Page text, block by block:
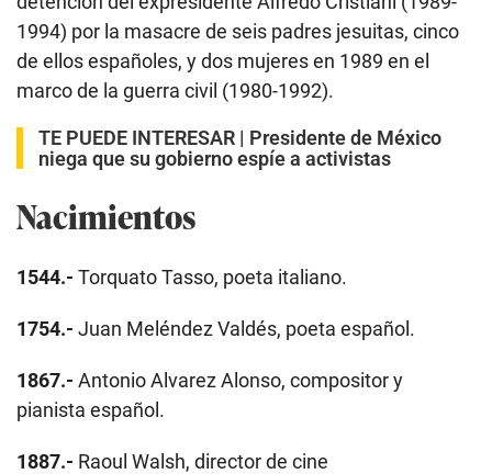
1994) por la masacre de seis padres jesuitas, cinco
de ellos españoles, y dos mujeres en 1989 en el
marco de la guerra civil (1980-1992).
TE PUEDE INTERESAR | Presidente de México
niega que su gobierno espíe a activistas
Nacimientos
1544.- Torquato Tasso, poeta italiano.
1754.- Juan Meléndez Valdés, poeta español.
1867.- Antonio Alvarez Alonso, compositor y
pianista español.
1887.- Raoul Walsh, director de cine